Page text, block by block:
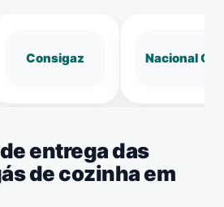
Consigaz Nacional Gás
entrega das
de cozinha em